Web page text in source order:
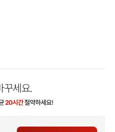
꾸세요.
20시간절약하세요!